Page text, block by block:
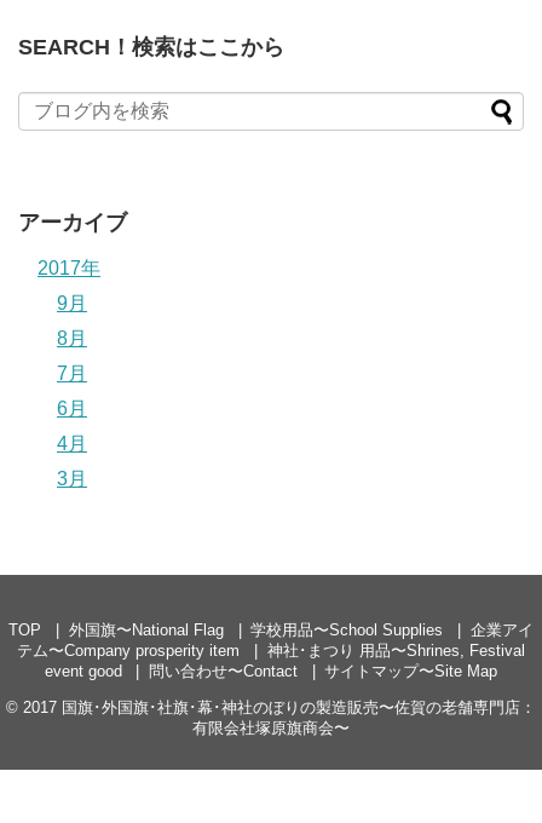
SEARCH！検索はここから
アーカイブ
2017年
9月
8月
7月
6月
4月
3月
TOP 外国旗〜National Flag 学校用品〜School Supplies
企業アイ
テム〜Company prosperity item
神社･まつり 用品〜Shrines, Festival
event good
問い合わせ〜Contact
サイトマップ〜Site Map
© 2017 国旗･外国旗･社旗･幕･神社のぼりの製造販売〜佐賀の老舗専門店：
有限会社塚原旗商会〜